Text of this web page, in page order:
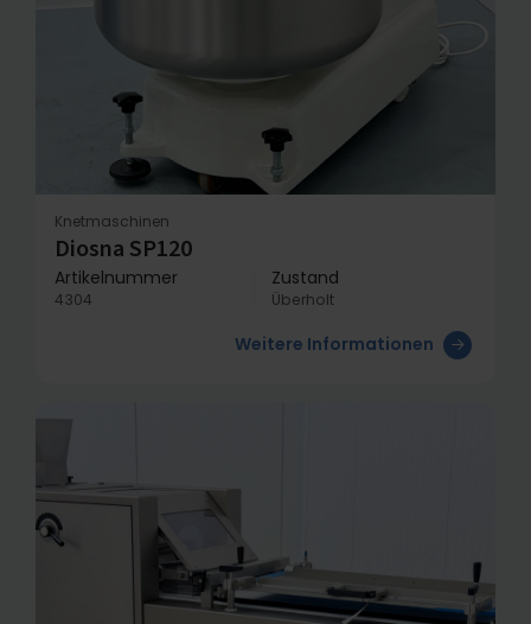
Knetmaschinen
Diosna SP120
Artikelnummer
4304
Zustand
Überholt
Weitere Informationen